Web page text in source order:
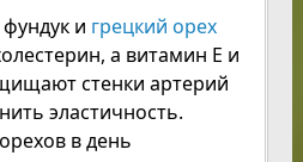
и грецкий орех
а витамин Е и
стенки артерий
эластичность.
в день